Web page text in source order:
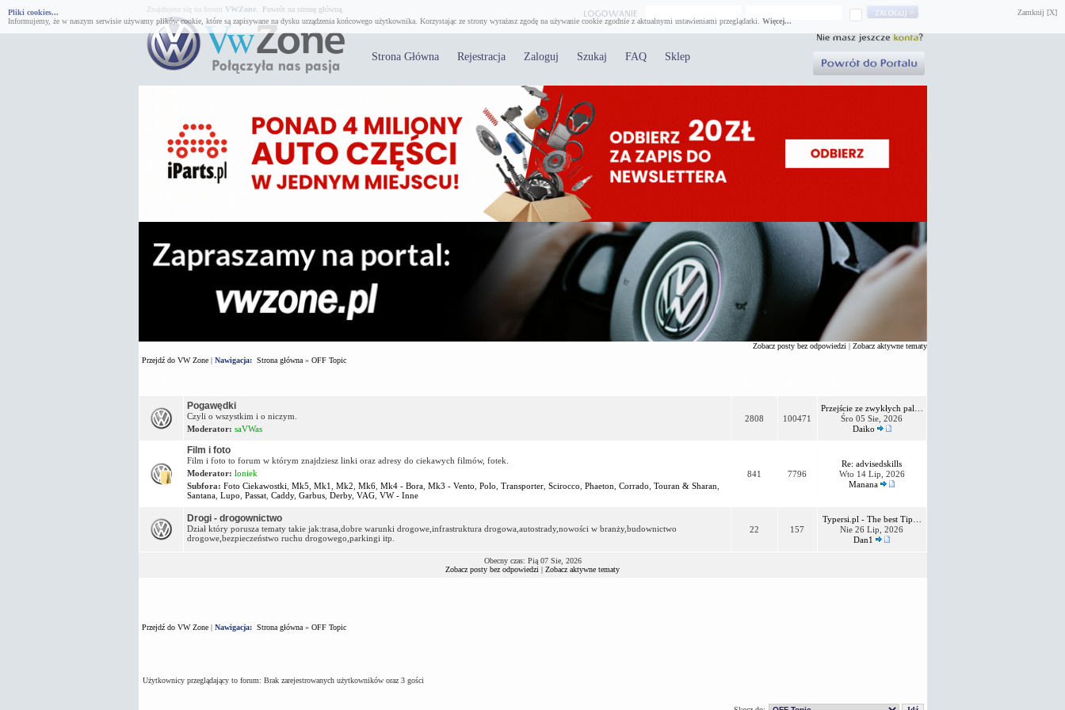
Zamknij [X]
Pliki cookies...
Informujemy, że w naszym serwisie używamy plików cookie, które są zapisywane na dysku urządzenia końcowego użytkownika. Korzystając ze strony wyrażasz zgodę na używanie cookie zgodnie z aktualnymi ustawieniami przeglądarki. Więcej...
Znajdujesz się na forum VWZone. Powrót na stronę główną.
Strona Główna Rejestracja Zaloguj Szukaj FAQ Sklep
Zobacz posty bez odpowiedzi | Zobacz aktywne tematy
Przejdź do VW Zone| Nawigacja: Strona główna» OFF Topic
Pogawędki
Czyli o wszystkim i o niczym.
Moderator: saVWas
2808 100471
Przejście ze zwykłych pal…
Śro 05 Sie, 2026
Daiko
Film i foto
Film i foto to forum w którym znajdziesz linki oraz adresy do ciekawych filmów, fotek.
Moderator: loniek
Subfora: Foto Ciekawostki Mk5 Mk1 Mk2 Mk6, Mk4 - Bora, Mk3 - Vento Polo Transporter, Scirocco Phaeton Corrado Touran & Sharan
Santana, Lupo Passat, Caddy, Garbus, Derby, VAG, VW - Inne
841 7796
Re: advisedskills
Wto 14 Lip, 2026
Manana
Drogi - drogownictwo
Dział który porusza tematy takie jak:trasa,dobre warunki drogowe,infrastruktura drogowa,autostrady,nowości w branży,budownictwo
drogowe,bezpieczeństwo ruchu drogowego,parkingi itp.
22 157
Typersi.pl - The best Tip…
Nie 26 Lip, 2026
Dan1
Obecny czas: Pią 07 Sie, 2026
Zobacz posty bez odpowiedzi | Zobacz aktywne tematy
Przejdź do VW Zone| Nawigacja: Strona główna» OFF Topic
Użytkownicy przeglądający to forum: Brak zarejestrowanych użytkowników oraz 3 gości